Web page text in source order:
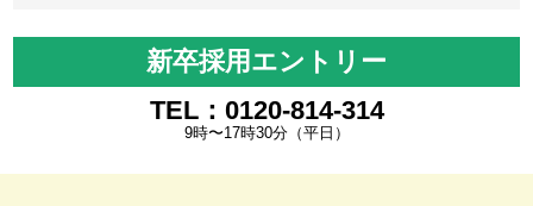
新卒採用エントリー
TEL：0120-814-314
9時〜17時30分（平日）